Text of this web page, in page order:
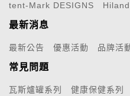
tent-Mark DESIGNS
最新消息
最新公告 優惠活動 品牌活
常見問題
瓦斯爐罐系列 健康保健系列